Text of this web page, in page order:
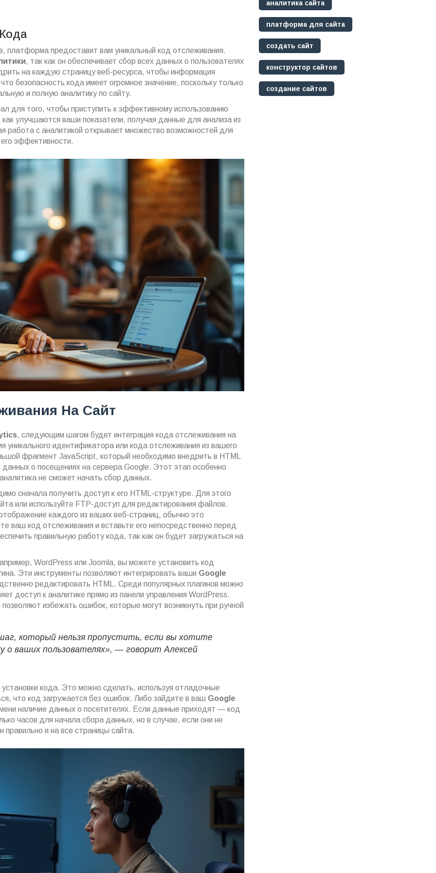
платформа предоставит вам уникальный код отслеживания.
, так как он обеспечивает сбор всех данных о пользователях
на каждую страницу веб-ресурса, чтобы информация
безопасность кода имеет огромное значение, поскольку только
и полную аналитику по сайту.
для того, чтобы приступить к эффективному использованию
улучшаются ваши показатели, получая данные для анализа из
работа с аналитикой открывает множество возможностей для
эффективности.
На Сайт
, следующим шагом будет интеграция кода отслеживания на
уникального идентификатора или кода отслеживания из вашего
фрагмент JavaScript, который необходимо внедрить в HTML
о посещениях на сервера Google. Этот этап особенно
не сможет начать сбор данных.
сначала получить доступ к его HTML-структуре. Для этого
или используйте FTP-доступ для редактирования файлов.
каждого из ваших веб-страниц, обычно это
ваш код отслеживания и вставьте его непосредственно перед
правильную работу кода, так как он будет загружаться на
WordPress или Joomla, вы можете установить код
Эти инструменты позволяют интегрировать ваши Google
редактировать HTML. Среди популярных плагинов можно
доступ к аналитике прямо из панели управления WordPress.
избежать ошибок, которые могут возникнуть при ручной
который нельзя пропустить, если вы хотите
о ваших пользователях», — говорит Алексей
кода. Это можно сделать, используя отладочные
что код загружается без ошибок. Либо зайдите в ваш Google
наличие данных о посетителях. Если данные приходят — код
часов для начала сбора данных, но в случае, если они не
правильно и на все страницы сайта.
аналитика сайта
платформа для сайта
создать сайт
конструктор сайтов
создание сайтов